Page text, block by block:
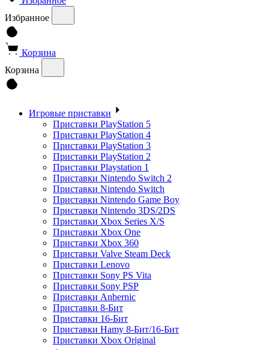
Избранное
Корзина
Корзина
Игровые приставки
Приставки PlayStation 5
Приставки PlayStation 4
Приставки PlayStation 3
Приставки PlayStation 2
Приставки Playstation 1
Приставки Nintendo Switch 2
Приставки Nintendo Switch
Приставки Nintendo Game Boy
Приставки Nintendo 3DS/2DS
Приставки Xbox Series X/S
Приставки Xbox One
Приставки Xbox 360
Приставки Valve Steam Deck
Приставки Lenovo
Приставки Sony PS Vita
Приставки Sony PSP
Приставки Anbernic
Приставки 8-Бит
Приставки 16-Бит
Приставки Hamy 8-Бит/16-Бит
Приставки Xbox Original